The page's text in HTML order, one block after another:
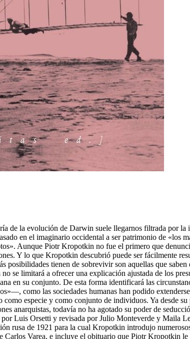
de la evolución de Darwin suele llegarnos filtrada por
en el imaginario occidental a ser patrimonio de «los
Aunque Piotr Kropotkin no fue el primero que
Y lo que Kropotkin descubrió puede ser fácilmente
posibilidades tienen de sobrevivir son aquellas que
se limitará a ofrecer una explicación ajustada de los
en su conjunto. De esta forma identificará las
como las sociedades humanas han podido
como especie y como conjunto de individuos. Ya desde
anarquistas, todavía no ha agotado su poder de
Luis Orsetti y revisada por Julio Monteverde y Maila
rusa de 1921 para la cual Kropotkin introdujo
Varea, e incluye el obituario que Piotr Kropotkin